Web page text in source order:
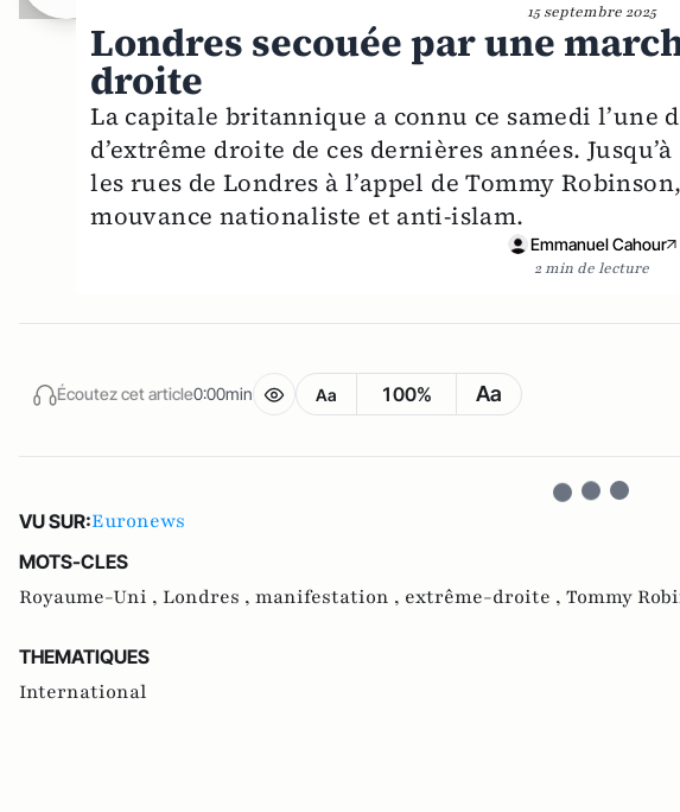
15 septembre 2025
Londres secouée par une
droite
La capitale britannique a connu ce samedi l’une
d’extrême droite de ces dernières années.
les rues de Londres à l’appel de Tommy
mouvance nationaliste et anti-islam.
Emmanuel Cahour
2 min de lecture
Écoutez cet article0:00min Aa 100% Aa
VU SUR:Euronews
MOTS-CLES
Royaume-Uni , Londres , manifestation , extrême-droite , Tommy
THEMATIQUES
International